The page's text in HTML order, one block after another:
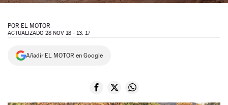
POR EL MOTOR
ACTUALIZADO 28 NOV 18 - 13: 17
Añadir EL MOTOR en Google